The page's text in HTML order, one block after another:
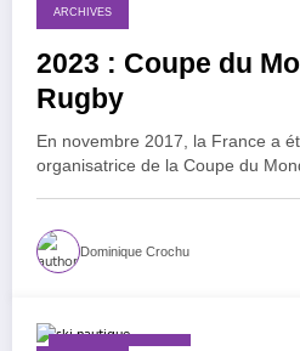
ARCHIVES
2023 : Coupe du
Rugby
En novembre 2017, la France a
organisatrice de la Coupe du
Dominique Crochu